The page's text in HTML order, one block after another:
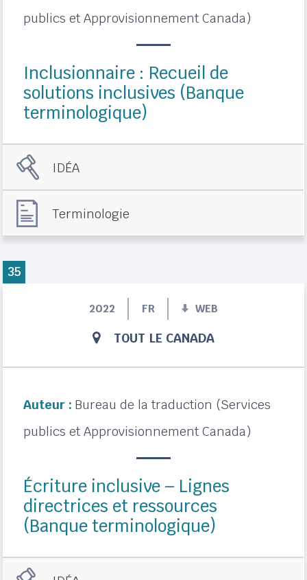
publics et Approvisionnement Canada)
Inclusionnaire : Recueil de
solutions inclusives (Banque
terminologique)
IDÉA
Terminologie
2022 FR WEB
TOUT LE CANADA
Auteur : Bureau de la traduction (Services
publics et Approvisionnement Canada)
Écriture inclusive – Lignes
directrices et ressources
(Banque terminologique)
35